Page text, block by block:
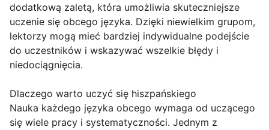
dodatkową zaletą, która umożliwia skuteczniejsze
uczenie się obcego języka. Dzięki niewielkim grupom,
lektorzy mogą mieć bardziej indywidualne podejście
do uczestników i wskazywać wszelkie błędy i
niedociągnięcia.
Dlaczego warto uczyć się hiszpańskiego
Nauka każdego języka obcego wymaga od uczącego
się wiele pracy i systematyczności. Jednym z